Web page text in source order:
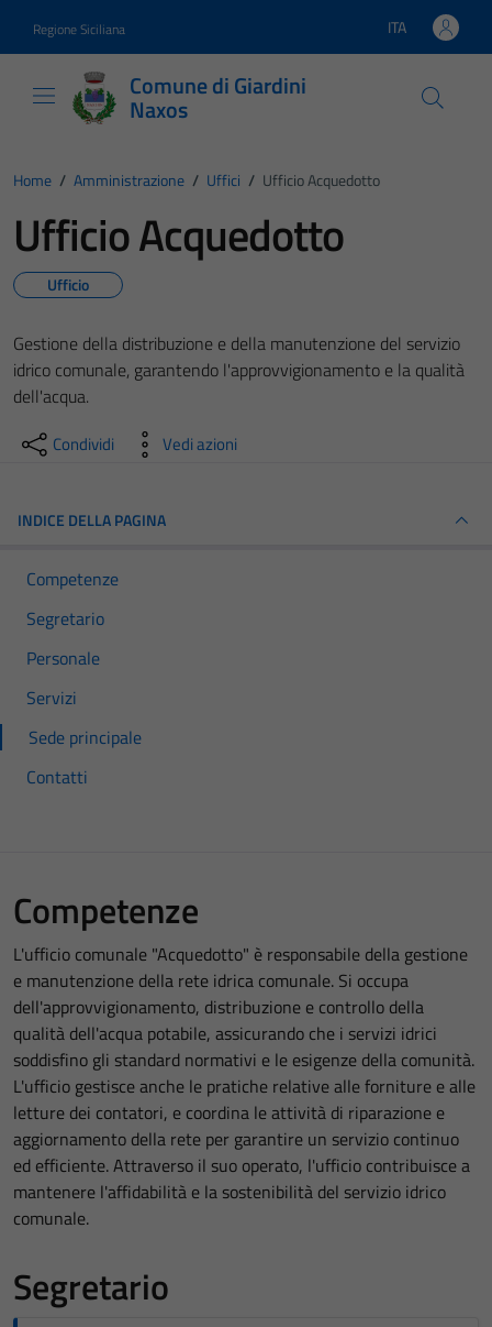
Regione Siciliana Lingua attiva:
ITA
Comune di Giardini
Naxos
Home / Amministrazione / Uffici / Ufficio Acquedotto
Ufficio Acquedotto
Ufficio
Gestione della distribuzione e della manutenzione del servizio
idrico comunale, garantendo l'approvvigionamento e la qualità
dell'acqua.
Condividi Vedi azioni
INDICE DELLA PAGINA
Competenze
Segretario
Personale
Servizi
Sede principale
Contatti
Competenze
L'ufficio comunale "Acquedotto" è responsabile della gestione
e manutenzione della rete idrica comunale. Si occupa
dell'approvvigionamento, distribuzione e controllo della
qualità dell'acqua potabile, assicurando che i servizi idrici
soddisfino gli standard normativi e le esigenze della comunità.
L'ufficio gestisce anche le pratiche relative alle forniture e alle
letture dei contatori, e coordina le attività di riparazione e
aggiornamento della rete per garantire un servizio continuo
ed efficiente. Attraverso il suo operato, l'ufficio contribuisce a
mantenere l'affidabilità e la sostenibilità del servizio idrico
comunale.
Segretario